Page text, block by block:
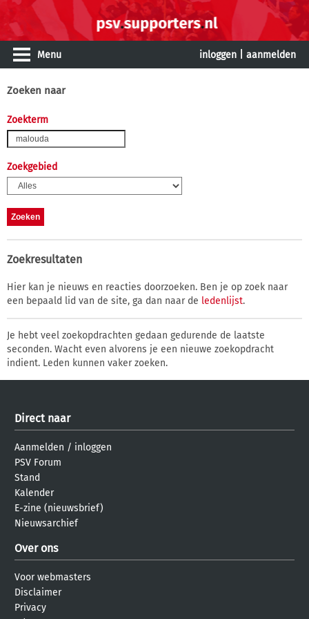
Menu inloggen aanmelden
Zoeken naar
Zoekterm
Zoekgebied
Zoekresultaten
Hier kan je nieuws en reacties doorzoeken. Ben je op zoek naar
een bepaald lid van de site, ga dan naar de ledenlijst.
Je hebt veel zoekopdrachten gedaan gedurende de laatste
seconden. Wacht even alvorens je een nieuwe zoekopdracht
indient. Leden kunnen vaker zoeken.
Direct naar
Aanmelden / inloggen
PSV Forum
Stand
Kalender
E-zine (nieuwsbrief)
Nieuwsarchief
Over ons
Voor webmasters
Disclaimer
Privacy